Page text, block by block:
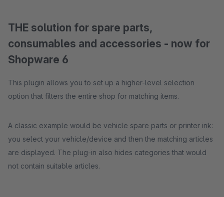
THE solution for spare parts,
consumables and accessories - now for
Shopware 6
This plugin allows you to set up a higher-level selection
option that filters the entire shop for matching items.
A classic example would be vehicle spare parts or printer ink:
you select your vehicle/device and then the matching articles
are displayed. The plug-in also hides categories that would
not contain suitable articles.